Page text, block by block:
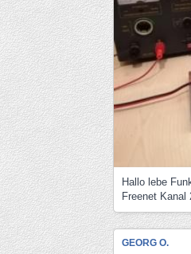
Hallo lebe
Freenet Kanal
GEORG O.